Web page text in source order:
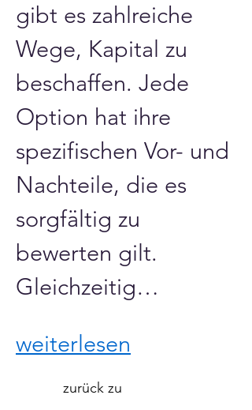
gibt es zahlreiche
Wege, Kapital zu
beschaffen. Jede
Option hat ihre
spezifischen Vor- und
Nachteile, die es
sorgfältig zu
bewerten gilt.
Gleichzeitig…
weiterlesen
zurück zu